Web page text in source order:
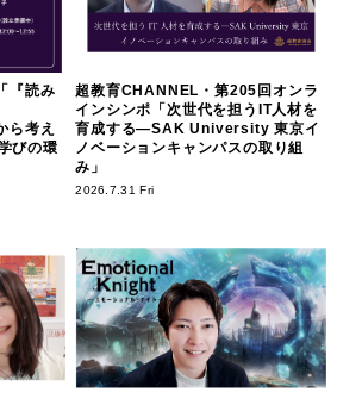
『読み
考え
びの環
超教育CHANNEL・第205回オンラ
インシンポ「次世代を担うIT人材を
育成する―SAK University 東京イ
ノベーションキャンパスの取り組
み」
2026.7.31 Fri